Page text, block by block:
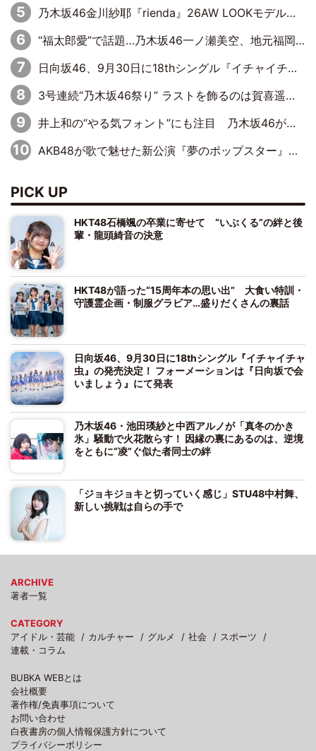
乃木坂46金川紗耶『rienda』26AW LOOKモデルに就任
“福太郎愛”で話題…乃木坂46一ノ瀬美空、地元福岡『めんべい25周年トップサポーター』に就任
日向坂46、9月30日に18thシングル『イチャイチャ虫』の発売決定！ フォーメーションは『日向坂で会いましょう』にて発表
3号連続“乃木坂46祭り” ラストを飾るのは賀喜遥香…5年ぶりの登場に「5年分大人になった私を見ていただけたら」
井上和の“やる気フォント”にも注目 乃木坂46が挑んだ書道パフォーマンスの舞台裏
AKB48が歌で魅せた新公演『夢のポップスター』 初日から全身全霊のステージ
PICK UP
HKT48石橋颯の卒業に寄せて “いぶくる”の絆と後
輩・龍頭綺音の決意
HKT48が語った“15周年本の思い出” 大食い特訓・
守護霊企画・制服グラビア…盛りだくさんの裏話
日向坂46、9月30日に18thシングル『イチャイチャ
虫』の発売決定！ フォーメーションは『日向坂で会
いましょう』にて発表
乃木坂46・池田瑛紗と中西アルノが「真冬のかき
氷」騒動で火花散らす！ 因縁の裏にあるのは、逆境
をともに“凌”ぐ似た者同士の絆
「ジョキジョキと切っていく感じ」STU48中村舞、
新しい挑戦は自らの手で
ARCHIVE
著者一覧
CATEGORY
アイドル・芸能
カルチャー グルメ 社会
スポーツ
連載・コラム
BUBKA WEBとは
会社概要
著作権/免責事項について
お問い合わせ
白夜書房の個人情報保護方針について
プライバシーポリシー